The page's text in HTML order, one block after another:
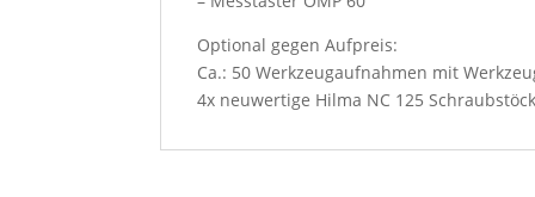
i
l
l
a
c
Optional gegen Aufpreis:
Ca.: 50 Werkzeugaufnahmen mit
4x neuwertige Hilma NC 125